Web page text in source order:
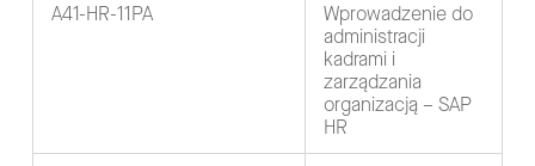
A41-HR-11PA
Wprowadzenie do
administracji
kadrami i
zarządzania
organizacją – SAP
HR